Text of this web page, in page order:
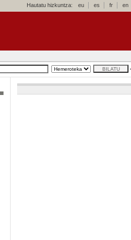
Hautatu hizkuntza: eu es fr en